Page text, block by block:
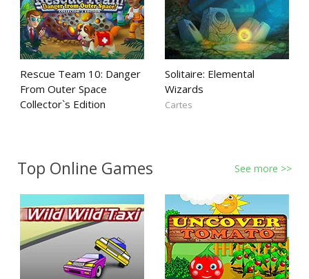
Rescue Team 10: Danger
From Outer Space
Collector`s Edition
Solitaire: Elemental
Wizards
Cartes
Top Online Games See more >>